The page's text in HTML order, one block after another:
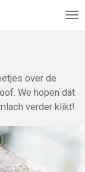
over de
We hopen dat
verder klikt!